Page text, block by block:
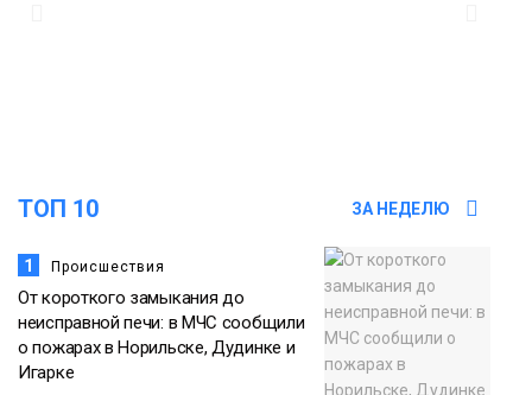
ТОП 10 ЗА НЕДЕЛЮ
1 Происшествия
От короткого замыкания до
неисправной печи: в МЧС сообщили
о пожарах в Норильске, Дудинке и
Игарке